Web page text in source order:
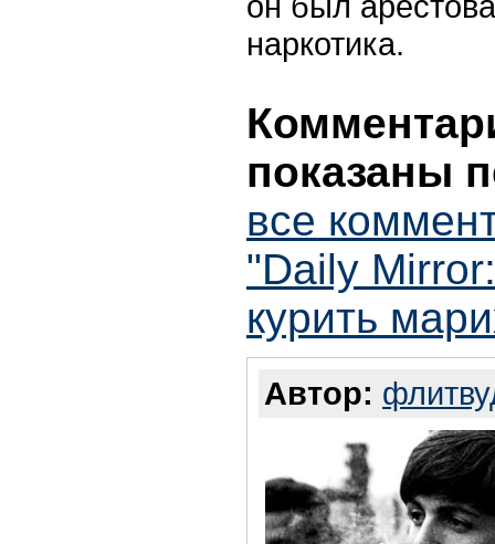
наркотика.
показаны
все
"Daily
курить
Автор: